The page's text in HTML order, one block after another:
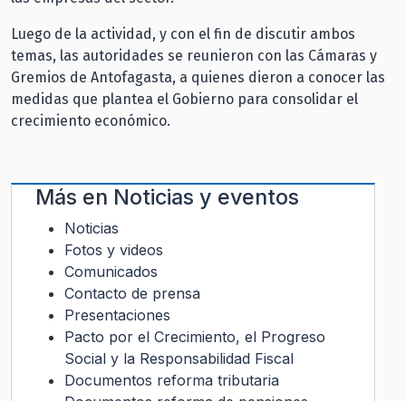
Luego de la actividad, y con el fin de discutir ambos
temas, las autoridades se reunieron con las Cámaras y
Gremios de Antofagasta, a quienes dieron a conocer las
medidas que plantea el Gobierno para consolidar el
crecimiento económico.
Más en Noticias y eventos
Noticias
Fotos y videos
Comunicados
Contacto de prensa
Presentaciones
Pacto por el Crecimiento, el Progreso
Social y la Responsabilidad Fiscal
Documentos reforma tributaria